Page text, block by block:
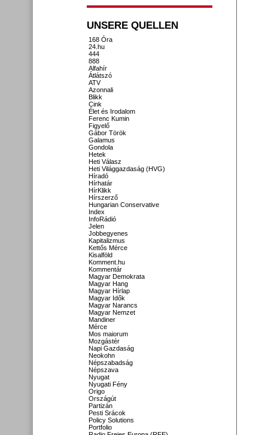
UNSERE QUELLEN
168 Óra
24.hu
444
888
Alfahír
Átlátszó
ATV
Azonnali
Blikk
Cink
Élet és Irodalom
Ferenc Kumin
Figyelő
Gábor Török
Galamus
Gondola
Hetek
Heti Válasz
Heti Világgazdaság (HVG)
Híradó
Hírhatár
HírKlikk
Hírszerző
Hungarian Conservative
Index
InfoRádió
Jelen
Jobbegyenes
Kapitalizmus
Kettős Mérce
Kisalföld
Komment.hu
Kommentár
Magyar Demokrata
Magyar Hang
Magyar Hírlap
Magyar Idők
Magyar Narancs
Magyar Nemzet
Mandiner
Mérce
Mos maiorum
Mozgástér
Napi Gazdaság
Neokohn
Népszabadság
Népszava
Nyugat
Nyugati Fény
Origo
Országút
Partizán
Pesti Srácok
Policy Solutions
Portfolio